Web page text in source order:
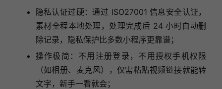
隐私认证过硬：通过 ISO27001 信息安全认证，
素材全程本地处理，处理完成后 24 小时自动删
除记录，隐私保护比多数小程序更靠谱；
操作极简：不用注册登录，不用授权手机权限
（如相册、麦克风），仅需粘贴视频链接就能转
文字，新手一看就会；